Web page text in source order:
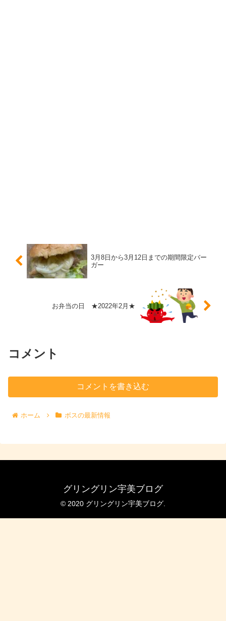
3月8日から3月12日までの期間限定バー
ガー
お弁当の日 ★2022年2月★
コメント
コメントを書き込む
ホーム ボスの最新情報
グリングリン宇美ブログ
© 2020 グリングリン宇美ブログ.